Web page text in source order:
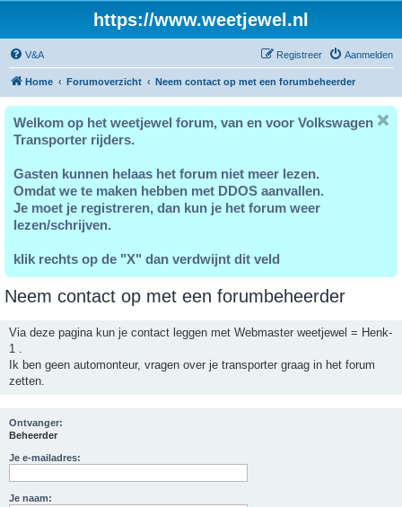
https://www.weetjewel.nl
V&A Aanmelden
Registreer
Home Forumoverzicht Neem contact op met een forumbeheerder
Welkom op het weetjewel forum, van en voor Volkswagen
Transporter rijders.
Gasten kunnen helaas het forum niet meer lezen.
Omdat we te maken hebben met DDOS aanvallen.
Je moet je registreren, dan kun je het forum weer
lezen/schrijven.
klik rechts op de "X" dan verdwijnt dit veld
Neem contact op met een forumbeheerder
Via deze pagina kun je contact leggen met Webmaster weetjewel = Henk-
1 .
Ik ben geen automonteur, vragen over je transporter graag in het forum
zetten.
Ontvanger:
Beheerder
Je e-mailadres:
Je naam: